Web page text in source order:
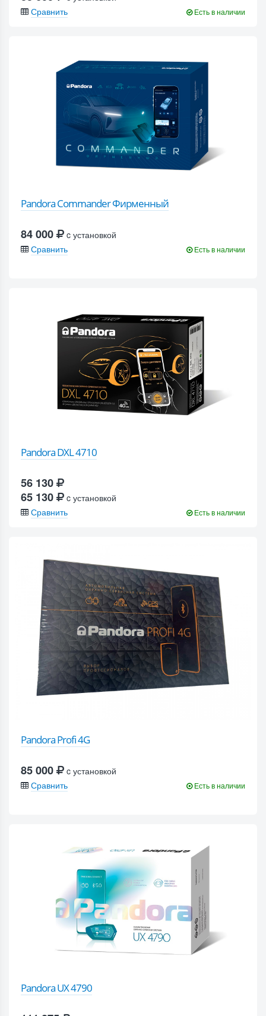
Сравнить
Есть в наличии
Pandora Commander Фирменный
84 000
c установкой
Сравнить
Есть в наличии
Pandora DXL 4710
56 130
65 130
c установкой
Сравнить
Есть в наличии
Pandora Profi 4G
85 000
c установкой
Сравнить
Есть в наличии
Pandora UX 4790